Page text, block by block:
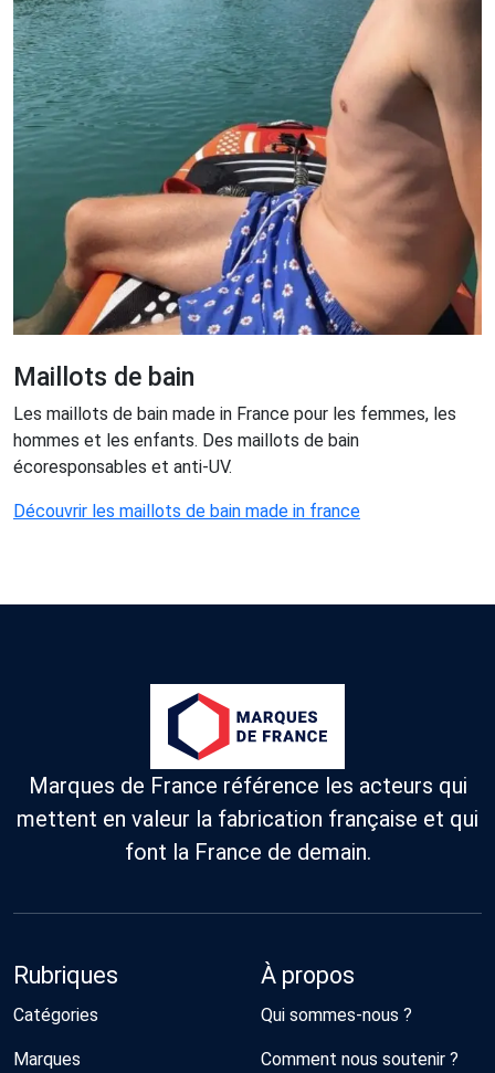
Maillots de bain
Les maillots de bain made in France pour les femmes, les
hommes et les enfants. Des maillots de bain
écoresponsables et anti-UV.
Découvrir les maillots de bain made in france
Marques de France référence les acteurs qui
mettent en valeur la fabrication française et qui
font la France de demain.
Rubriques
Catégories
Marques
À propos
Qui sommes-nous ?
Comment nous soutenir ?